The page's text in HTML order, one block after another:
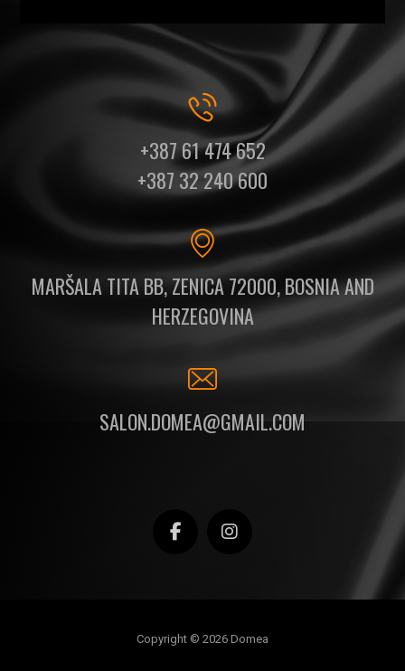
+387 61 474 652
+387 32 240 600
MARŠALA TITA BB, ZENICA 72000, BOSNIA AND
HERZEGOVINA
SALON.DOMEA@GMAIL.COM
Copyright © 2026 Domea